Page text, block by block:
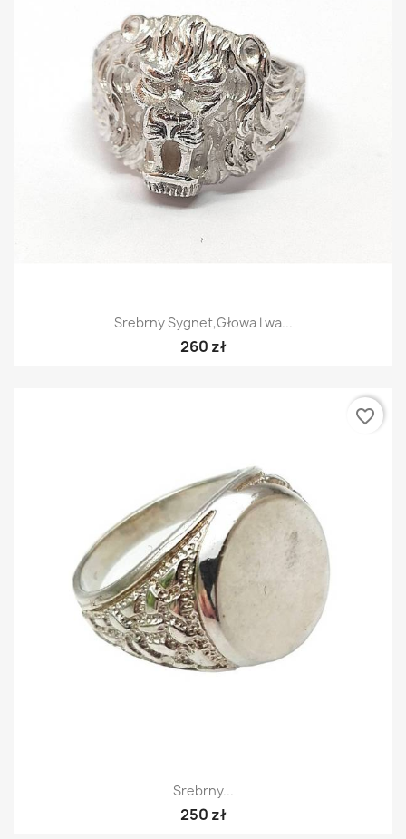
Srebrny Sygnet,głowa Lwa...
260 zł
Srebrny...
250 zł
favorite_border